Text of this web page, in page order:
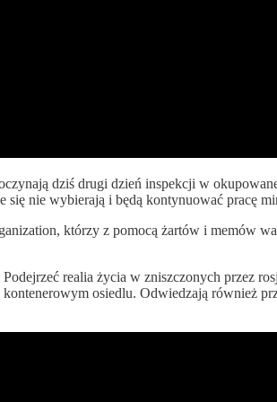
dziś drugi dzień inspekcji w
się nie wybierają i będą kontynuować pracę
którzy z pomocą żartów i memów
realia życia w zniszczonych przez
osiedlu. Odwiedzają również